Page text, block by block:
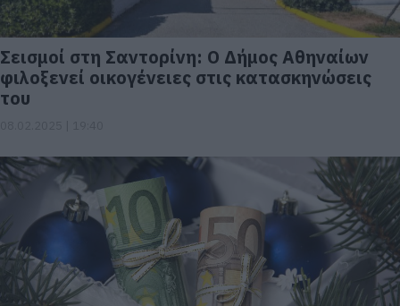
Σεισμοί στη Σαντορίνη: Ο Δήμος Αθηναίων
φιλοξενεί οικογένειες στις κατασκηνώσεις
του